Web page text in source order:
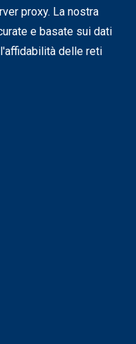
proxy. La nostra
e basate sui dati
delle reti